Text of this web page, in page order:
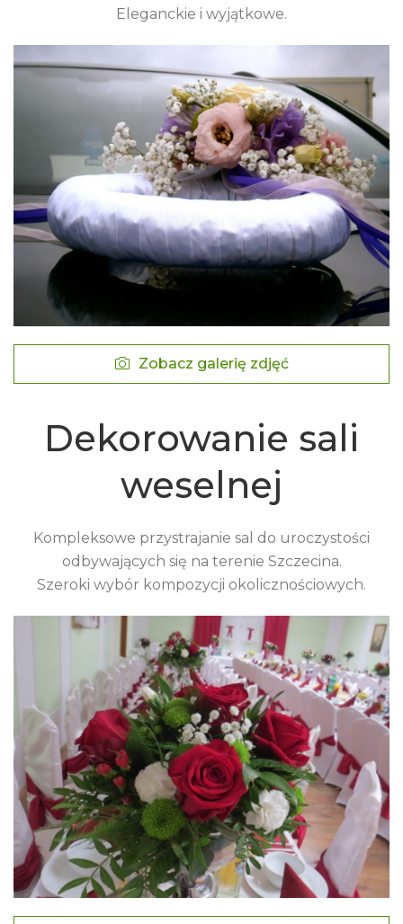
Eleganckie i wyjątkowe.
Zobacz galerię zdjęć
Dekorowanie sali
weselnej
Kompleksowe przystrajanie sal do uroczystości
odbywających się na terenie Szczecina.
Szeroki wybór kompozycji okolicznościowych.